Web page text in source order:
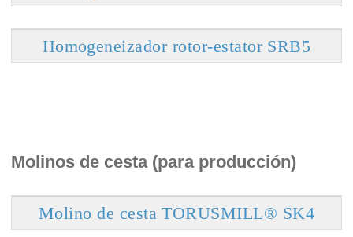
Homogeneizador rotor-estator SRB5
Molinos de cesta (para producción)
Molino de cesta TORUSMILL® SK4